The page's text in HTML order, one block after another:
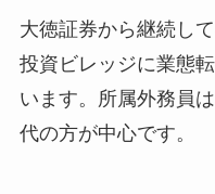
大徳証券から継続し
投資ビレッジに業態
います。所属外務員
代の方が中心です。